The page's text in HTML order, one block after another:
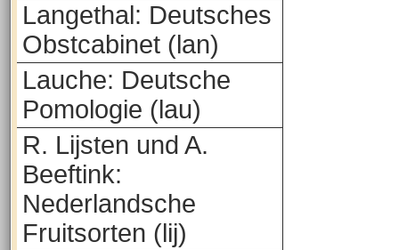
Langethal: Deutsches
Obstcabinet (lan)
Lauche: Deutsche
Pomologie (lau)
R. Lijsten und A.
Beeftink:
Nederlandsche
Fruitsorten (lij)